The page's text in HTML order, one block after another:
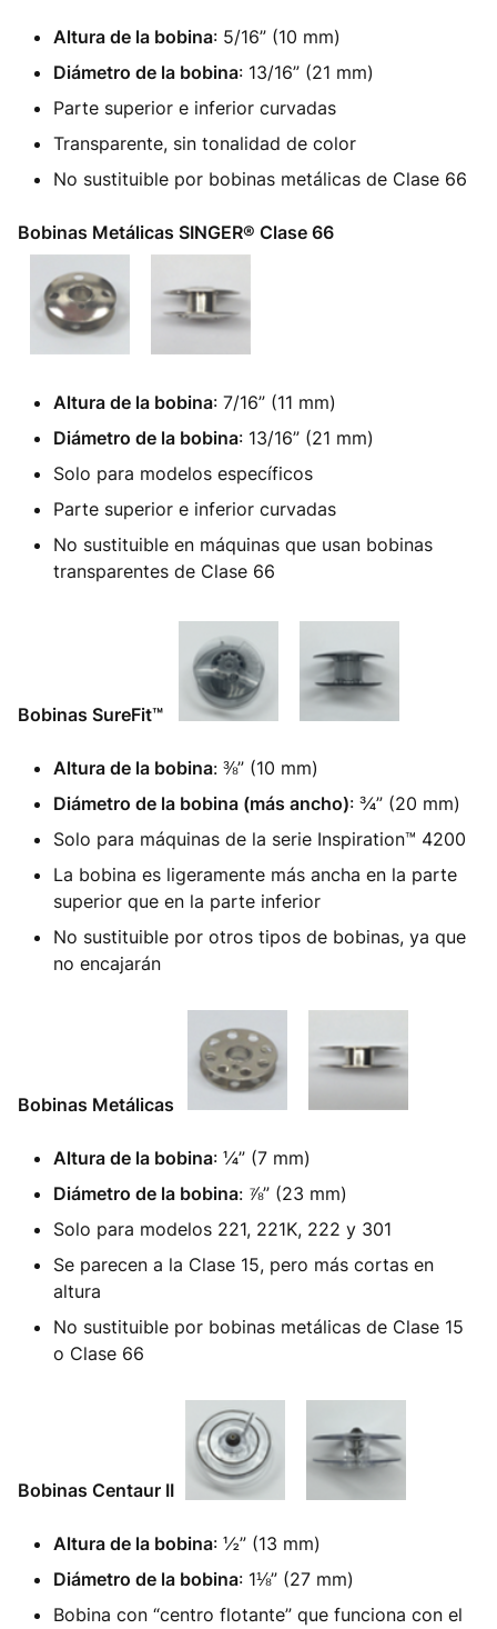
Altura de la bobina: 5/16” (10 mm)
Diámetro de la bobina: 13/16” (21 mm)
Parte superior e inferior curvadas
Transparente, sin tonalidad de color
No sustituible por bobinas metálicas de Clase 66
Bobinas Metálicas SINGER® Clase 66
Altura de la bobina: 7/16” (11 mm)
Diámetro de la bobina: 13/16” (21 mm)
Solo para modelos específicos
Parte superior e inferior curvadas
No sustituible en máquinas que usan bobinas
transparentes de Clase 66
Bobinas SureFit™
Altura de la bobina: ⅜” (10 mm)
Diámetro de la bobina (más ancho): ¾” (20 mm)
Solo para máquinas de la serie Inspiration™ 4200
La bobina es ligeramente más ancha en la parte
superior que en la parte inferior
No sustituible por otros tipos de bobinas, ya que
no encajarán
Bobinas Metálicas
Altura de la bobina: ¼” (7 mm)
Diámetro de la bobina: ⅞” (23 mm)
Solo para modelos 221, 221K, 222 y 301
Se parecen a la Clase 15, pero más cortas en
altura
No sustituible por bobinas metálicas de Clase 15
o Clase 66
Bobinas Centaur II
Altura de la bobina: ½” (13 mm)
Diámetro de la bobina: 1⅛” (27 mm)
Bobina con “centro flotante” que funciona con el